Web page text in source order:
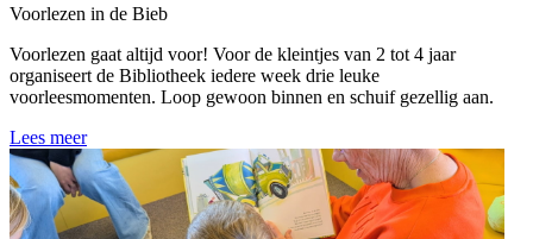
Voorlezen in de Bieb
Voorlezen gaat altijd voor! Voor de kleintjes van 2 tot 4 jaar
organiseert de Bibliotheek iedere week drie leuke
voorleesmomenten. Loop gewoon binnen en schuif gezellig aan.
Lees meer